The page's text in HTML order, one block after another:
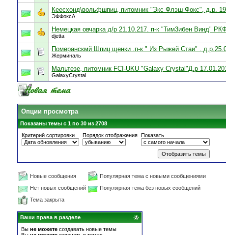
Кеесхонд\вольфшпиц, питомник "Экс Флэш Фокс", д.р.
ЭФФоксА
Немецкая овчарка д/р 21.10.217. п-к "Тим3ибен Винд"
djetta
Померанскмй Шпиц щенки .п-к " Из Рыжей Стаи" .
Жерминаль
Мальтезе, питомник FCI-UKU "Galaxy Crystal"Д.р
GalaxyCrystal
Опции просмотра
Показаны темы с 1 по 30 из 2708
Критерий сортировки
Порядок отображения Показать
Новые сообщения
Популярная тема с новыми сообщениями
Нет новых сообщений
Популярная тема без новых сообщений
Тема закрыта
Ваши права в разделе
Вы не можете создавать новые темы